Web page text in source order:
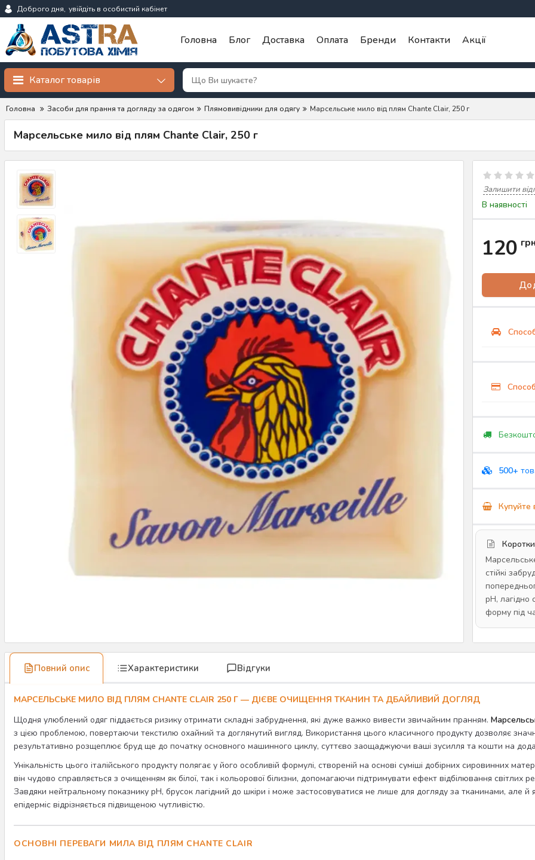
Доброго дня, увійдіть в особистий кабінет
Головна Блог Доставка Оплата Бренди Контакти Акції
Каталог товарів
Головна Засоби для прання та догляду за одягом Плямовивідники для одягу Марсельське мило від плям Chante Clair, 250 г
Марсельське мило від плям Chante Clair, 250 г
Залишити
В наявності
120 грн
500+
Купуйте
стійкі
pH, лагідно
форму під
Повний опис Характеристики Відгуки
МАРСЕЛЬСЬКЕ МИЛО ВІД ПЛЯМ CHANTE CLAIR 250 Г — ДІЄВЕ ОЧИЩЕННЯ ТКАНИН ТА ДБАЙЛИВИЙ ДОГЛЯД
Щодня улюблений одяг піддається ризику отримати складні забруднення, які дуже важко вивести звичайним пранням.
з цією проблемою, повертаючи текстилю охайний та доглянутий вигляд. Використання цього класичного продукту дозволяє
результативно розщеплює бруд ще до початку основного машинного циклу, суттєво заощаджуючи ваші зусилля та кошти на
Унікальність цього італійського продукту полягає у його особливій формулі, створеній на основі суміші добірних сировинних
він чудово справляється з очищенням як білої, так і кольорової білизни, допомагаючи підтримувати ефект відбілювання
Завдяки нейтральному показнику pH, брусок лагідний до шкіри і може застосовуватися не лише для догляду за тканинами, але й
епідерміс відрізняється підвищеною чутливістю.
ОСНОВНІ ПЕРЕВАГИ МИЛА ВІД ПЛЯМ CHANTE CLAIR